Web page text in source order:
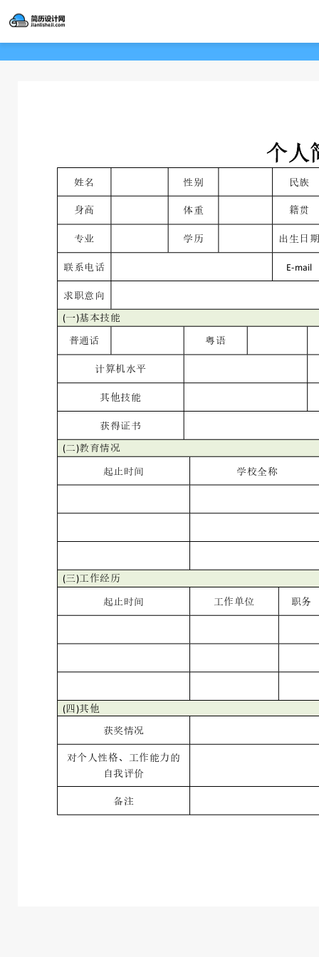
个人
姓名 性别 民族
身高 体重 籍贯
专业 学历 出生日期
联系电话 E-mail
求职意向
(一)基本技能
普通话 粤语
计算机水平
其他技能
获得证书
(二)教育情况
起止时间 学校全称
(三)工作经历
起止时间 工作单位 职务
(四 )其他
获奖情况
对个人性格、工作能力的
自我评价
备注